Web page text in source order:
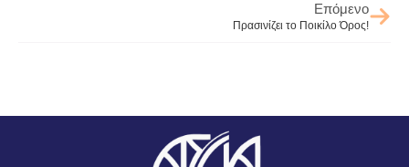
Επόμενο
Πρασινίζει το Ποικίλο Όρος!